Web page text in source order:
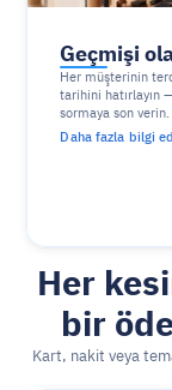
Geçmişi
Her müşterinin
tarihini hatırlayın
sormaya son verin.
Daha fazla bilgi
Her
bir
Kart, nakit veya